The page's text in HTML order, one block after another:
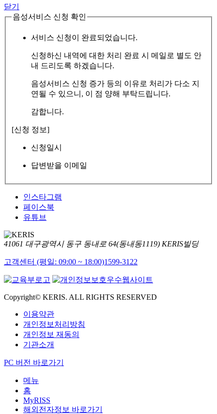
닫기
음성서비스 신청 확인
서비스 신청이 완료되었습니다.
신청하신 내역에 대한 처리 완료 시 메일로 별도 안
내 드리도록 하겠습니다.
음성서비스 신청 증가 등의 이유로 처리가 다소 지
연될 수 있으니, 이 점 양해 부탁드립니다.
감합니다.
[신청 정보]
신청일시
답변받을 이메일
인스타그램
페이스북
유튜브
41061 대구광역시 동구 동내로 64(동내동1119) KERIS빌딩
고객센터 (평일: 09:00 ~ 18:00)1599-3122
Copyright© KERIS. ALL RIGHTS RESERVED
이용약관
개인정보처리방침
개인정보 재동의
기관소개
PC 버전 바로가기
메뉴
홈
MyRISS
해외전자정보 바로가기